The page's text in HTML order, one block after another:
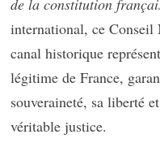
de la constitution
international, ce
canal historique
légitime de France,
souveraineté, sa liberté
véritable justice.